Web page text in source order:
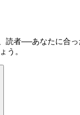
読者──あなたに合っ
う。